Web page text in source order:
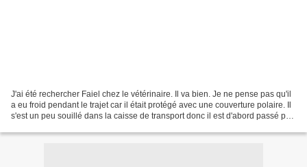
J'ai été rechercher Faiel chez le vétérinaire. Il va bien. Je ne pense pas qu'il
a eu froid pendant le trajet car il était protégé avec une couverture polaire. Il
s'est un peu souillé dans la caisse de transport donc il est d'abord passé par